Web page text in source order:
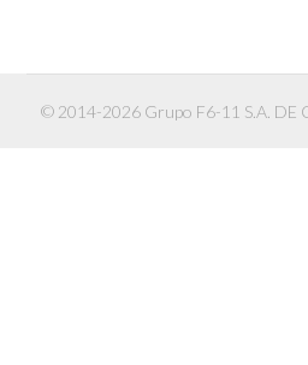
© 2014-2026 Grupo F6-11 S.A. DE